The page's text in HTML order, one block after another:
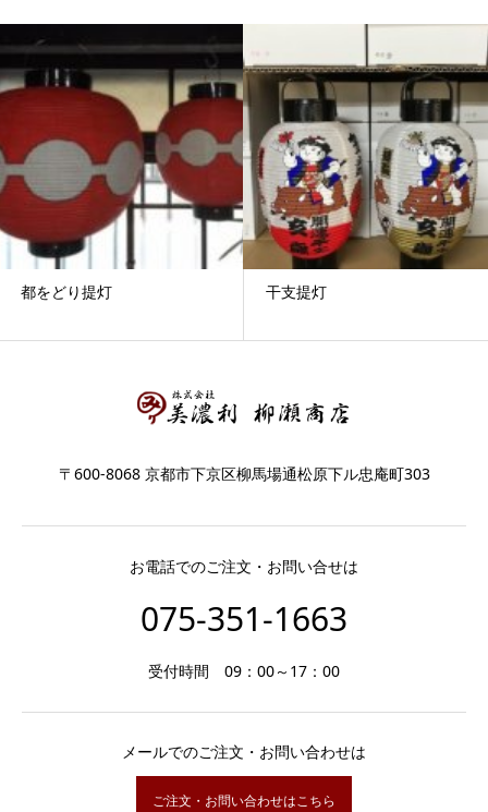
都をどり提灯 干支提灯
〒600-8068 京都市下京区柳馬場通松原下ル忠庵町303
お電話でのご注文・お問い合せは
075-351-1663
受付時間 09：00～17：00
メールでのご注文・お問い合わせは
ご注文・お問い合わせはこちら